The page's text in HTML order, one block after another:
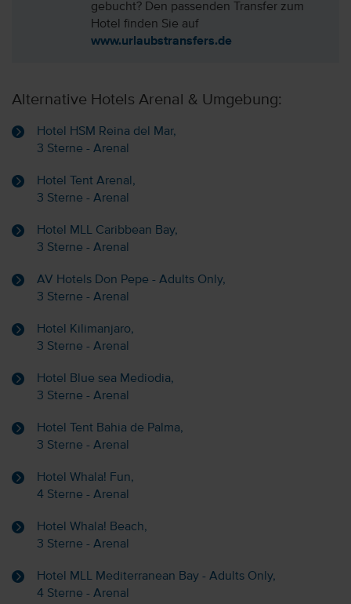
gebucht? Den passenden Transfer zum
Hotel finden Sie auf
www.urlaubstransfers.de
Alternative Hotels Arenal & Umgebung:
Hotel HSM Reina del Mar,
3 Sterne - Arenal
Hotel Tent Arenal,
3 Sterne - Arenal
Hotel MLL Caribbean Bay,
3 Sterne - Arenal
AV Hotels Don Pepe - Adults Only,
3 Sterne - Arenal
Hotel Kilimanjaro,
3 Sterne - Arenal
Hotel Blue sea Mediodia,
3 Sterne - Arenal
Hotel Tent Bahia de Palma,
3 Sterne - Arenal
Hotel Whala! Fun,
4 Sterne - Arenal
Hotel Whala! Beach,
3 Sterne - Arenal
Hotel MLL Mediterranean Bay - Adults Only,
4 Sterne - Arenal